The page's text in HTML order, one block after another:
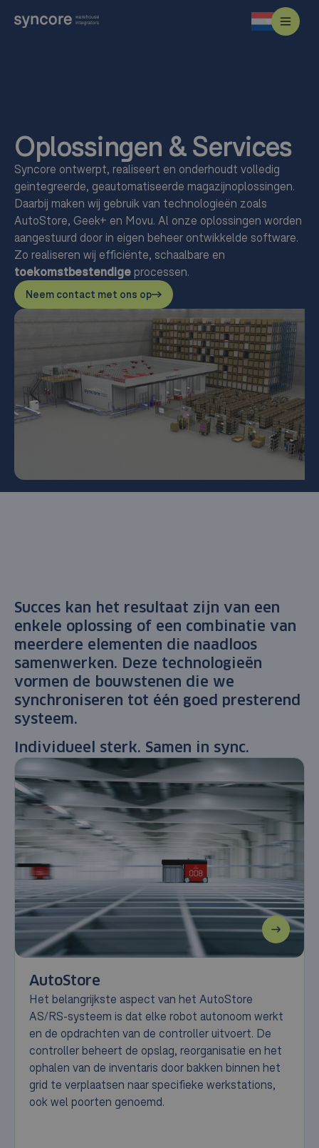
Oplossingen & Services
Syncore ontwerpt, realiseert en onderhoudt volledig
geïntegreerde, geautomatiseerde magazijnoplossingen.
Daarbij maken wij gebruik van technologieën zoals
AutoStore, Geek+ en Movu. Al onze oplossingen worden
aangestuurd door in eigen beheer ontwikkelde software.
Zo realiseren wij efficiënte, schaalbare en
toekomstbestendige processen.
Neem contact met ons op
Succes kan het resultaat zijn van een
enkele oplossing of een combinatie van
meerdere elementen die naadloos
samenwerken. Deze technologieën
vormen de bouwstenen die we
synchroniseren tot één goed presterend
systeem.
Individueel sterk. Samen in sync.
AutoStore
Het belangrijkste aspect van het AutoStore
AS/RS-systeem is dat elke robot autonoom werkt
en de opdrachten van de controller uitvoert. De
controller beheert de opslag, reorganisatie en het
ophalen van de inventaris door bakken binnen het
grid te verplaatsen naar specifieke werkstations,
ook wel poorten genoemd.